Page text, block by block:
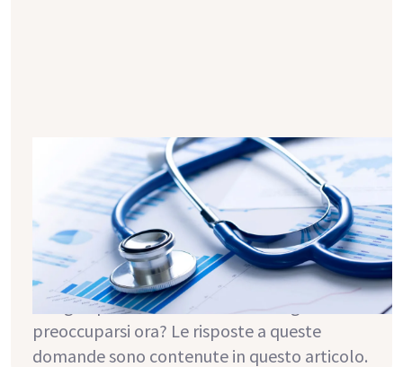
Importante dopo il trapianto: la
prevenzione dei tumori
Sottoporsi a uno screening oncologico è
essenziale dopo un trapianto a causa dei
farmaci di immunosoppressione. Ma perché,
cosa succede nell'organismo e a cosa
bisogna prestare attenzione? Bisognerebbe
preoccuparsi ora? Le risposte a queste
domande sono contenute in questo articolo.